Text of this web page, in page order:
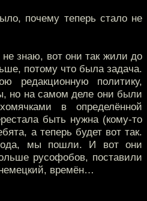
почему теперь стало не
не знаю, вот они так жили до
потому что была задача.
редакционную политику,
но на самом деле они были
в определённой
быть нужна (кому-то
а теперь будет вот так.
мы пошли. И вот они
русофобов, поставили
времён…